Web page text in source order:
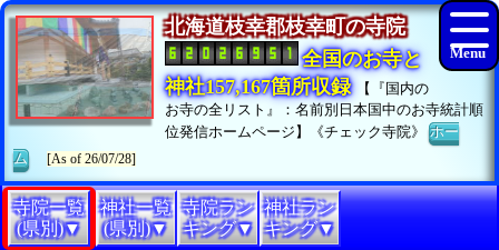
北海道枝幸郡枝幸町の寺院
全国のお寺と
神社157,167箇所収録
【『国内の
お寺の全リスト』：名前別日本国中のお寺統計順
位発信ホームページ】《チェック寺院》ホー
ム
[As of 26/07/28]
寺院一覧
(県別)▼
神社一覧
(県別)▼
寺院ラン
キング▼
神社ラン
キング▼